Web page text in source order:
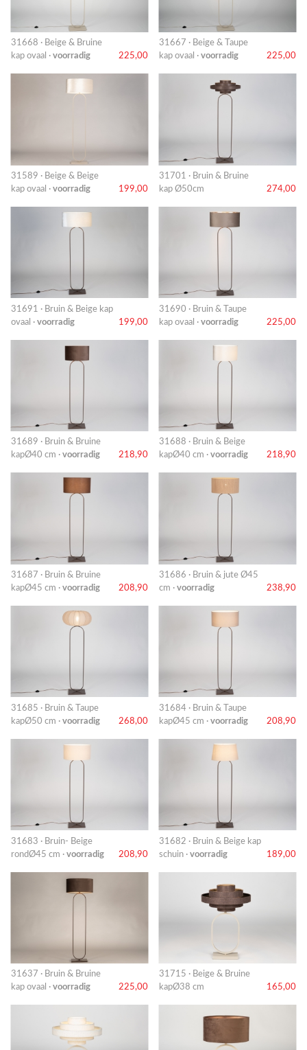
31668 · Beige & Bruine
kap ovaal · voorradig 225,00
31667 · Beige & Taupe
kap ovaal · voorradig 225,00
31589 · Beige & Beige
kap ovaal · voorradig 199,00
31701 · Bruin & Bruine
kap Ø50cm
274,00
31691 · Bruin & Beige kap
ovaal · voorradig 199,00
31690 · Bruin & Taupe
kap ovaal · voorradig 225,00
31689 · Bruin & Bruine
kapØ40 cm · voorradig 218,90
31688 · Bruin & Beige
kapØ40 cm · voorradig 218,90
31687 · Bruin & Bruine
kapØ45 cm · voorradig 208,90
31686 · Bruin & jute Ø45
cm · voorradig 238,90
31685 · Bruin & Taupe
kapØ50 cm · voorradig 268,00
31684 · Bruin & Taupe
kapØ45 cm · voorradig 208,90
31683 · Bruin- Beige
rondØ45 cm · voorradig 208,90
31682 · Bruin & Beige kap
schuin · voorradig 189,00
31637 · Bruin & Bruine
kap ovaal · voorradig 225,00
31715 · Beige & Bruine
kapØ38 cm
165,00